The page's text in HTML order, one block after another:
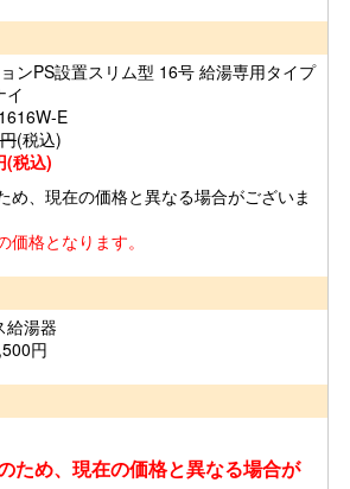
ンPS設置スリム型 16号 給湯専用タイプ
イ
E
(税込)
(税込)
め、現在の価格と異なる場合がございま
格となります。
給湯器
円
ため、現在の価格と異なる場合が